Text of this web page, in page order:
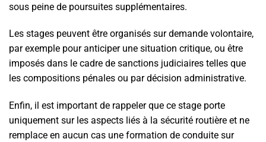
sous peine de poursuites supplémentaires.
Les stages peuvent être organisés sur demande volontaire,
par exemple pour anticiper une situation critique, ou être
imposés dans le cadre de sanctions judiciaires telles que
les compositions pénales ou par décision administrative.
Enfin, il est important de rappeler que ce stage porte
uniquement sur les aspects liés à la sécurité routière et ne
remplace en aucun cas une formation de conduite sur